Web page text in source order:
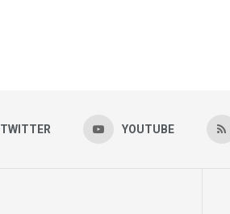
TWITTER YOUTUBE